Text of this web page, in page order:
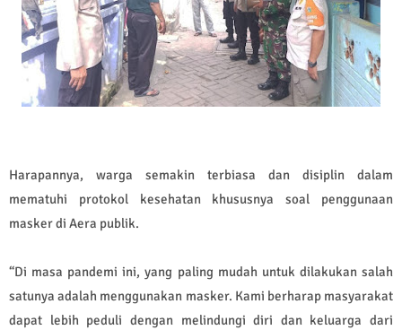
Harapannya, warga semakin terbiasa dan disiplin dalam
mematuhi protokol kesehatan khususnya soal penggunaan
masker di Aera publik.
“Di masa pandemi ini, yang paling mudah untuk dilakukan salah
satunya adalah menggunakan masker. Kami berharap masyarakat
dapat lebih peduli dengan melindungi diri dan keluarga dari